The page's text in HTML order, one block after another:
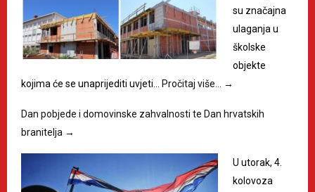
su značajna
ulaganja u
školske
objekte
kojima će se unaprijediti uvjeti…
Pročitaj više… →
Dan pobjede i domovinske zahvalnosti te Dan hrvatskih
branitelja →
U utorak, 4.
kolovoza